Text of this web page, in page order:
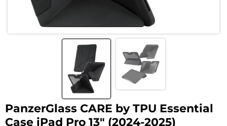
PanzerGlass CARE by TPU Essential
Case iPad Pro 13″ (2024-2025)